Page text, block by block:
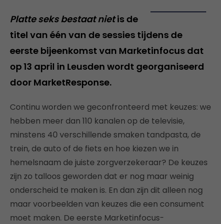
Platte seks bestaat nietis de
titel van één van de sessies tijdens de
eerste bijeenkomst van Marketinfocus dat
op 13 april in Leusden wordt georganiseerd
door MarketResponse.
Continu worden we geconfronteerd met keuzes: we
hebben meer dan 110 kanalen op de televisie,
minstens 40 verschillende smaken tandpasta, de
trein, de auto of de fiets en hoe kiezen we in
hemelsnaam de juiste zorgverzekeraar? De keuzes
zijn zo talloos geworden dat er nog maar weinig
onderscheid te maken is. En dan zijn dit alleen nog
maar voorbeelden van keuzes die een consument
moet maken. De eerste Marketinfocus-